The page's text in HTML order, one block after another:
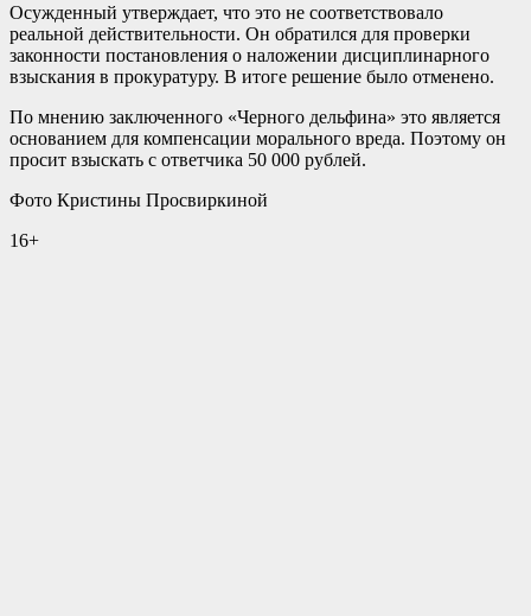
Осужденный утверждает, что это не соответствовало
реальной действительности. Он обратился для проверки
законности постановления о наложении дисциплинарного
взыскания в прокуратуру. В итоге решение было отменено.
По мнению заключенного «Черного дельфина» это является
основанием для компенсации морального вреда. Поэтому он
просит взыскать с ответчика 50 000 рублей.
Фото Кристины Просвиркиной
16+